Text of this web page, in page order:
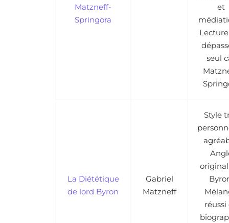
Matzneff-
Springora
et
seul
La Diététique
de lord Byron
Gabriel
Matzneff
Style
réussi